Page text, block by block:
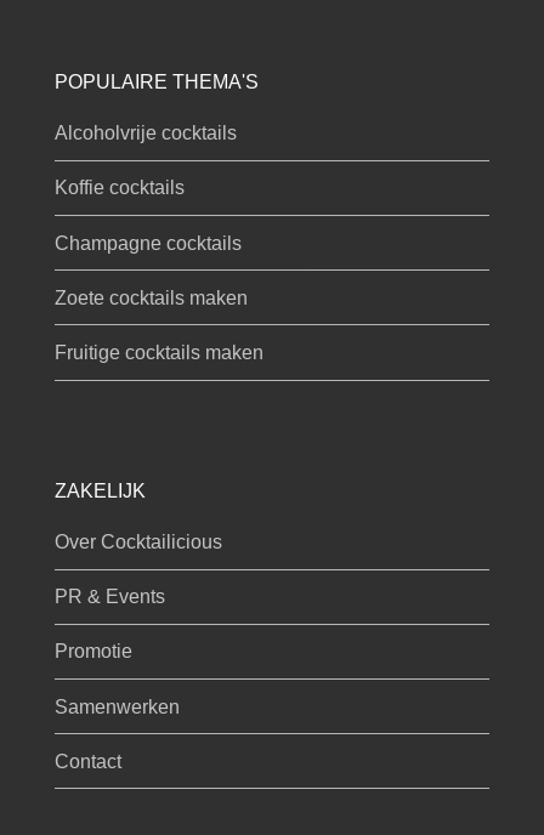
POPULAIRE THEMA'S
Alcoholvrije cocktails
Koffie cocktails
Champagne cocktails
Zoete cocktails maken
Fruitige cocktails maken
ZAKELIJK
Over Cocktailicious
PR & Events
Promotie
Samenwerken
Contact